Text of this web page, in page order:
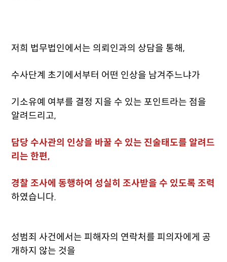
저희 법무법인에서는 의뢰인과의 상담을 통해,
수사단계 초기에서부터 어떤 인상을 남겨주느냐가
기소유예 여부를 결정 지을 수 있는 포인트라는 점을
알려드리고,
담당 수사관의 인상을 바꿀 수 있는 진술태도를 알려드
리는 한편,
경찰 조사에 동행하여 성실히 조사받을 수 있도록 조력
하였습니다.
성범죄 사건에서는 피해자의 연락처를 피의자에게 공
개하지 않는 것을